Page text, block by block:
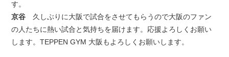
す。
京谷 久しぶりに大阪で試合をさせてもらうので大阪のファン
の人たちに熱い試合と気持ちを届けます。応援よろしくお願い
します。TEPPEN GYM 大阪もよろしくお願いします。